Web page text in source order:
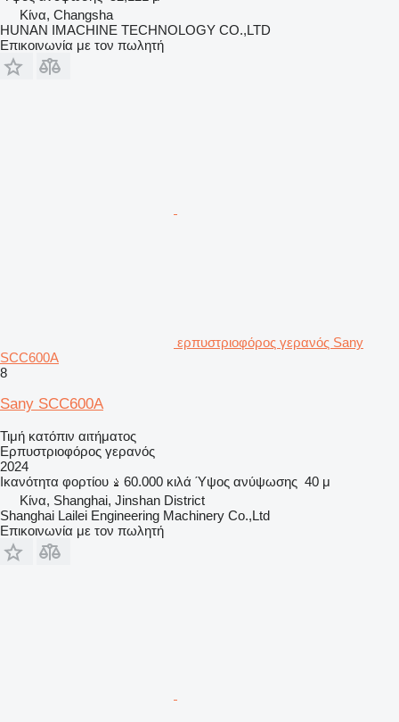
Κίνα, Changsha
HUNAN IMACHINE TECHNOLOGY CO.,LTD
Επικοινωνία με τον πωλητή
ερπυστριοφόρος γερανός Sany
SCC600A
8
Sany SCC600A
Τιμή κατόπιν αιτήματος
Ερπυστριοφόρος γερανός
2024
Ικανότητα φορτίου
60.000 κιλά Ύψος ανύψωσης 40 μ
Κίνα, Shanghai, Jinshan District
Shanghai Lailei Engineering Machinery Co.,Ltd
Επικοινωνία με τον πωλητή